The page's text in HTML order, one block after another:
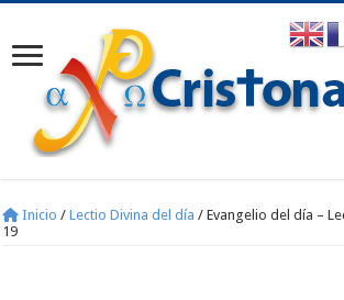
Inicio / Lectio Divina del día / Evangelio del día –
19